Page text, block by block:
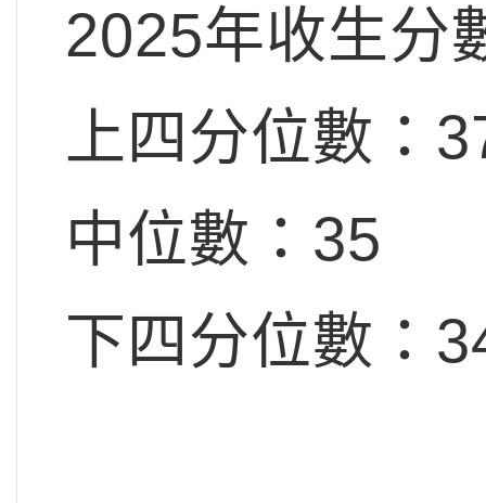
2025年收生分
上四分位數：
中位數：35
下四分位數：